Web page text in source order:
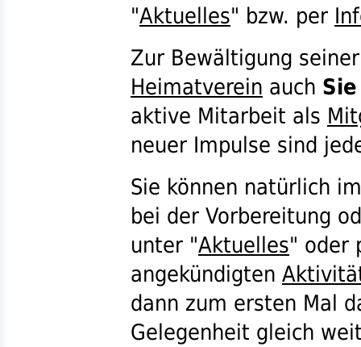
"Aktuelles" bzw. per
Zur Bewältigung
Heimatverein auch Sie
aktive Mitarbeit als
neuer Impulse sind
Sie können natürlich
bei der Vorbereitung
unter "Aktuelles" oder
angekündigten
dann zum ersten Mal
Gelegenheit gleich